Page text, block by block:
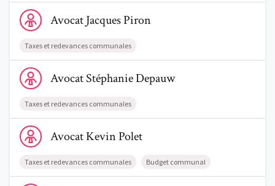
Voir le profil de AvocatJacques Piron
AvocatJacquesPiron
Taxes et redevances communales
Voir le profil de AvocatStéphanie Depauw
AvocatStéphanieDepauw
Taxes et redevances communales
Voir le profil de AvocatKevin Polet
AvocatKevinPolet
Taxes et redevances communales Budget communal
Voir le profil de AvocatJérôme Denayer